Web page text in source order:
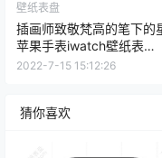
壁纸表盘
插画师致敬梵高的笔下的
苹果手表iwatch壁纸表
盘.watchface
2022-7-15 15:12:26
猜你喜欢